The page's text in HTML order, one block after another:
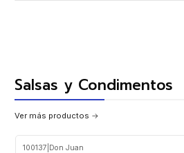
Salsas y Condimentos
Ver más productos
100137 Don Juan